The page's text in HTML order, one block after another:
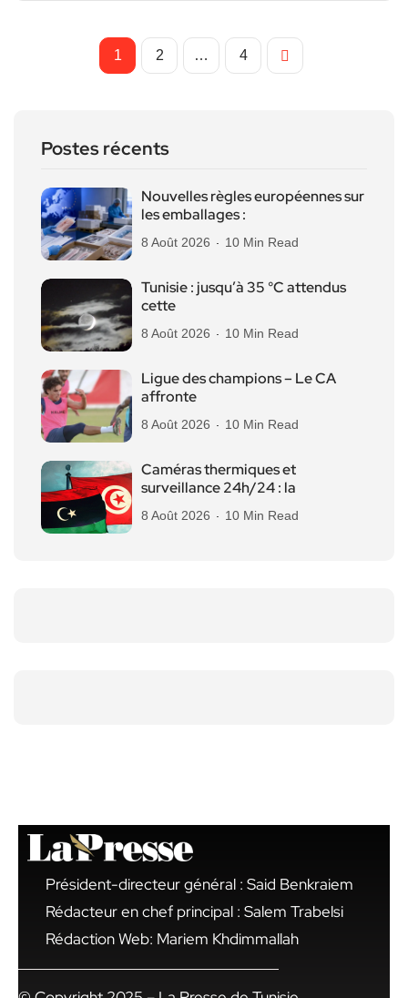
1 2 … 4
Postes récents
Nouvelles règles européennes sur
les emballages :
8 Août 2026 10 Min Read
Tunisie : jusqu’à 35 °C attendus
cette
8 Août 2026 10 Min Read
Ligue des champions – Le CA
affronte
8 Août 2026 10 Min Read
Caméras thermiques et
surveillance 24h/24 : la
8 Août 2026 10 Min Read
Président-directeur général : Said Benkraiem
Rédacteur en chef principal : Salem Trabelsi
Rédaction Web: Mariem Khdimmallah